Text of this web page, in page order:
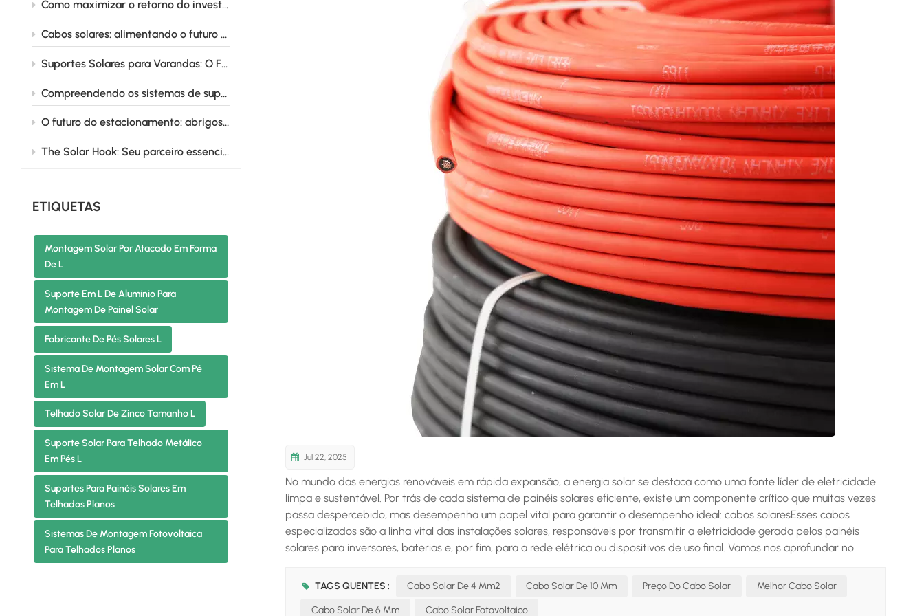
日本語
한국의
Como maximizar o retorno do investimento em sistemas de montagem de painéis solares para terras agrícolas
Cabos solares: alimentando o futuro da energia renovável
Suportes Solares para Varandas: O Futuro da Energia Solar Urbana
Compreendendo os sistemas de suporte de solo solar: variações de projeto e benefícios
O futuro do estacionamento: abrigos solares de alumínio que energizam sua vida
The Solar Hook: Seu parceiro essencial para instalações solares sem complicações
ETIQUETAS
Montagem Solar Por Atacado Em Forma
De L
Suporte Em L De Alumínio Para
Montagem De Painel Solar
Fabricante De Pés Solares L
Sistema De Montagem Solar Com Pé
Em L
Telhado Solar De Zinco Tamanho L
Suporte Solar Para Telhado Metálico
Em Pés L
Suportes Para Painéis Solares Em
Telhados Planos
Sistemas De Montagem Fotovoltaica
Para Telhados Planos
Jul 22, 2025
No mundo das energias renováveis em rápida expansão, a energia solar se destaca como uma fonte líder de eletricidade
limpa e sustentável. Por trás de cada sistema de painéis solares eficiente, existe um componente crítico que muitas vezes
passa despercebido, mas desempenha um papel vital para garantir o desempenho ideal: cabos solaresEsses cabos
especializados são a linha vital das instalações solares, responsáveis por transmitir a eletricidade gerada pelos painéis
solares para inversores, baterias e, por fim, para a rede elétrica ou dispositivos de uso final. Vamos nos aprofundar no
Os cabos solares, como o nome sugere, são projetados especificamente para atender às demandas exclusivas dos
TAGS QUENTES : Cabo Solar De 4 Mm2 Cabo Solar De 10 Mm Preço Do Cabo Solar Melhor Cabo Solar
Cabo Solar De 6 Mm Cabo Solar Fotovoltaico